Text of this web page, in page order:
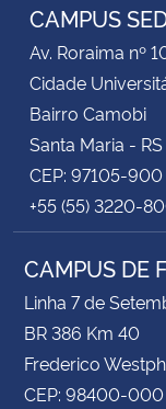
CAMPUS
Av. Roraima nº
Cidade
Bairro Camobi
Santa Maria - RS
CEP: 97105-900
+55 (55) 3220-
CAMPUS DE
Linha 7 de
BR 386 Km 40
Frederico
CEP: 98400-000